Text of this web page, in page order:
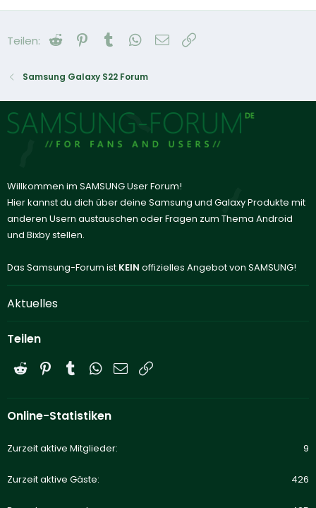
Teilen: Reddit Pinterest
Tumblr WhatsApp
E-Mail
Samsung Galaxy S22 Forum
Willkommen im SAMSUNG User Forum!
Hier kannst du dich über deine Samsung und Galaxy Produkte mit
anderen Usern austauschen oder Fragen zum Thema Android
und Bixby stellen.
Das Samsung-Forum ist KEIN offizielles Angebot von SAMSUNG!
Aktuelles
Teilen
Reddit PinterestTumblrWhatsApp
E-Mail
Online-Statistiken
Zurzeit aktive Mitglieder 9
Zurzeit aktive Gäste 426